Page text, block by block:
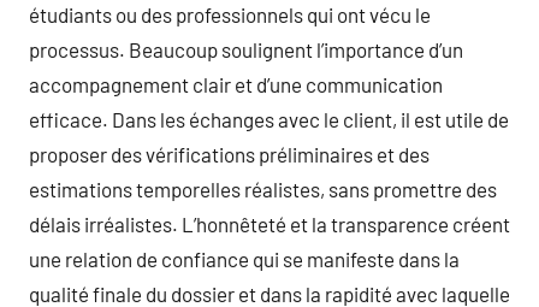
étudiants ou des professionnels qui ont vécu le
processus. Beaucoup soulignent l’importance d’un
accompagnement clair et d’une communication
efficace. Dans les échanges avec le client, il est utile de
proposer des vérifications préliminaires et des
estimations temporelles réalistes, sans promettre des
délais irréalistes. L’honnêteté et la transparence créent
une relation de confiance qui se manifeste dans la
qualité finale du dossier et dans la rapidité avec laquelle